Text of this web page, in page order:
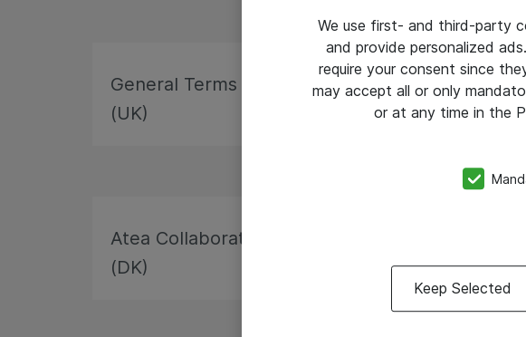
General Terms and Conditions for Cloud
(UK)
Atea Collaboration Salgs- og leveringsbetingelser
(DK)
We use first- and third-party
and provide personalized
require your consent since
may accept all or only
or at any time in the
Keep Selected